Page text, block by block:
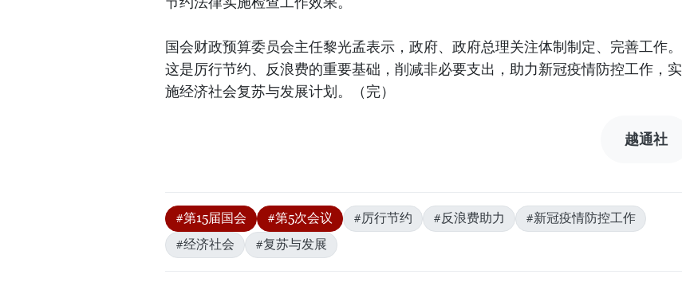
国会财政预算委员会主任黎光孟表示，政府、政府总理关注体制制定、完善工作。
这是厉行节约、反浪费的重要基础，削减非必要支出，助力新冠疫情防控工作，实
施经济社会复苏与发展计划。（完）
越通社
#第15届国会 #第5次会议 #厉行节约 #反浪费助力
#新冠疫情防控工作
#经济社会
#复苏与发展